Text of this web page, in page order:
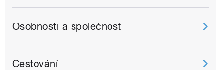
Osobnosti a společnost
Cestování